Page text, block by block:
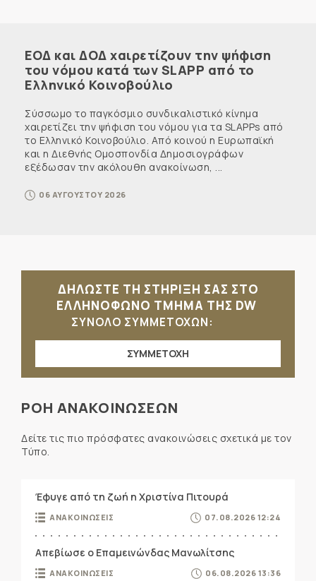
ΕΟΔ και ΔΟΔ χαιρετίζουν την ψήφιση
του νόμου κατά των SLAPP από το
Ελληνικό Κοινοβούλιο
Σύσσωμο το παγκόσμιο συνδικαλιστικό κίνημα
χαιρετίζει την ψήφιση του νόμου για τα SLAPPs από
το Ελληνικό Κοινοβούλιο. Από κοινού η Ευρωπαϊκή
και η Διεθνής Ομοσπονδία Δημοσιογράφων
εξέδωσαν την ακόλουθη ανακοίνωση, ...
06 ΑΥΓΟΥΣΤΟΥ 2026
ΔΗΛΩΣΤΕ ΤΗ ΣΤΗΡΙΞΗ ΣΑΣ ΣΤΟ
ΕΛΛΗΝΟΦΩΝΟ ΤΜΗΜΑ ΤΗΣ DW
ΣΥΝΟΛΟ ΣΥΜΜΕΤΟΧΩΝ:
ΣΥΜΜΕΤΟΧΗ
ΡΟΗ ΑΝΑΚΟΙΝΩΣΕΩΝ
Δείτε τις πιο πρόσφατες ανακοινώσεις σχετικά με τον
Τύπο.
Έφυγε από τη ζωή η Χριστίνα Πιτουρά
ΑΝΑΚΟΙΝΩΣΕΙΣ 07.08.2026 12:24
Απεβίωσε ο Επαμεινώνδας Μανωλίτσης
ΑΝΑΚΟΙΝΩΣΕΙΣ 06.08.2026 13:36